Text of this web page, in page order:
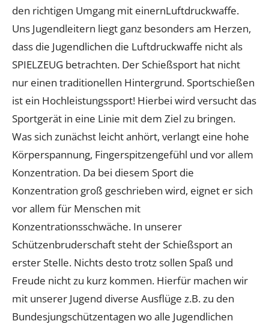
den richtigen Umgang mit einernLuftdruckwaffe.
Uns Jugendleitern liegt ganz besonders am Herzen,
dass die Jugendlichen die Luftdruckwaffe nicht als
SPIELZEUG betrachten. Der Schießsport hat nicht
nur einen traditionellen Hintergrund. Sportschießen
ist ein Hochleistungssport! Hierbei wird versucht das
Sportgerät in eine Linie mit dem Ziel zu bringen.
Was sich zunächst leicht anhört, verlangt eine hohe
Körperspannung, Fingerspitzengefühl und vor allem
Konzentration. Da bei diesem Sport die
Konzentration groß geschrieben wird, eignet er sich
vor allem für Menschen mit
Konzentrationsschwäche. In unserer
Schützenbruderschaft steht der Schießsport an
erster Stelle. Nichts desto trotz sollen Spaß und
Freude nicht zu kurz kommen. Hierfür machen wir
mit unserer Jugend diverse Ausflüge z.B. zu den
Bundesjungschützentagen wo alle Jugendlichen